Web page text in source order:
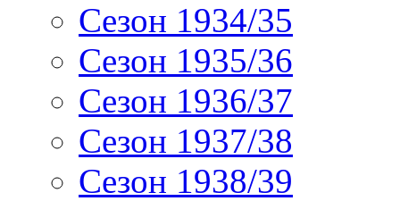
Сезон 1934/35
Сезон 1935/36
Сезон 1936/37
Сезон 1937/38
Сезон 1938/39